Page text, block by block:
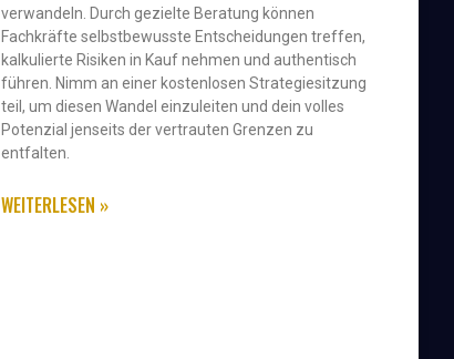
verwandeln. Durch gezielte Beratung können
Fachkräfte selbstbewusste Entscheidungen treffen,
kalkulierte Risiken in Kauf nehmen und authentisch
führen. Nimm an einer kostenlosen Strategiesitzung
teil, um diesen Wandel einzuleiten und dein volles
Potenzial jenseits der vertrauten Grenzen zu
entfalten.
WEITERLESEN »